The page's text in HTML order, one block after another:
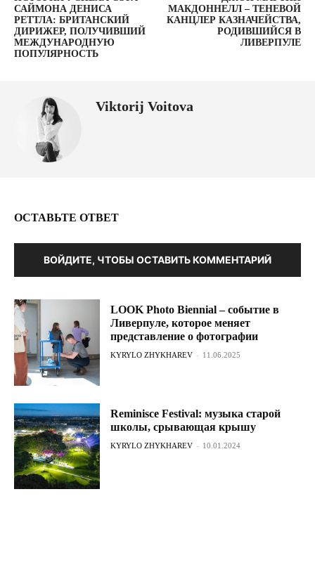
САЙМОНА ДЕНИСА
РЕТТЛА: БРИТАНСКИЙ
ДИРИЖЕР, ПОЛУЧИВШИЙ
МЕЖДУНАРОДНУЮ
ПОПУЛЯРНОСТЬ
МАКДОННЕЛЛ – ТЕНЕВОЙ
КАНЦЛЕР КАЗНАЧЕЙСТВА,
РОДИВШИЙСЯ В
ЛИВЕРПУЛЕ
Viktorij Voitova
ОСТАВЬТЕ ОТВЕТ
ВОЙДИТЕ, ЧТОБЫ ОСТАВИТЬ КОММЕНТАРИЙ
LOOK Photo Biennial – событие в
Ливерпуле, которое меняет
представление о фотографии
KYRYLO ZHYKHAREV - 11.06.2025
Reminisce Festival: музыка старой
школы, срывающая крышу
KYRYLO ZHYKHAREV - 10.01.2024